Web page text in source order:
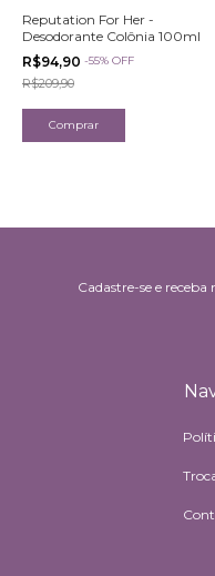
Reputation For Her -
Desodorante Colônia 100ml
R$94,90 -55% OFF
R$209,90
Cadastre-se e receba